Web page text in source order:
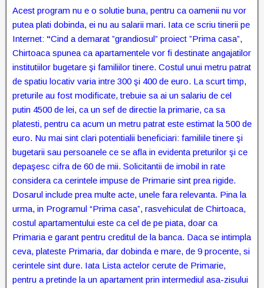
Acest program nu e o solutie buna, pentru ca oamenii nu vor
putea plati dobinda, ei nu au salarii mari. Iata ce scriu tinerii pe
Internet: “Cind a demarat ”grandiosul” proiect ”Prima casa”,
Chirtoaca spunea ca apartamentele vor fi destinate angajatilor
institutiilor bugetare şi familiilor tinere. Costul unui metru patrat
de spatiu locativ varia intre 300 şi 400 de euro. La scurt timp,
preturile au fost modificate, trebuie sa ai un salariu de cel
putin 4500 de lei, ca un sef de directie la primarie, ca sa
platesti, pentru ca acum un metru patrat este estimat la 500 de
euro. Nu mai sint clari potentialii beneficiari: familiile tinere şi
bugetarii sau persoanele ce se afla in evidenta preturilor şi ce
depaşesc cifra de 60 de mii. Solicitantii de imobil in rate
considera ca cerintele impuse de Primarie sint prea rigide.
Dosarul include prea multe acte, unele fara relevanta. Pina la
urma, in Programul “Prima casa”, rasvehiculat de Chirtoaca,
costul apartamentului este ca cel de pe piata, doar ca
Primaria e garant pentru creditul de la banca. Daca se intimpla
ceva, plateste Primaria, dar dobinda e mare, de 9 procente, si
cerintele sint dure. Iata Lista actelor cerute de Primarie,
pentru a pretinde la un apartament prin intermediul asa-zisului